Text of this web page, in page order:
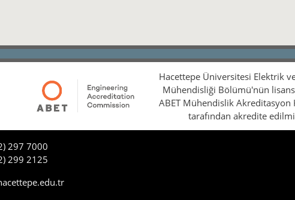
Hacettepe Üniversitesi Elektrik
Mühendisliği Bölümü'nün
ABET Mühendislik Akreditasyon
tarafından akredite
297 7000
299 2125